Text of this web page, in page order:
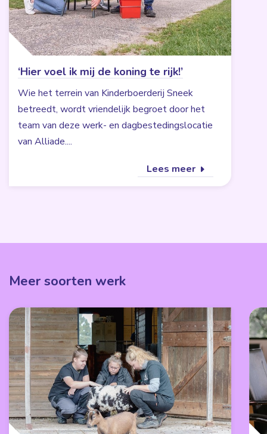
‘Hier voel ik mij de koning te rijk!’
Wie het terrein van Kinderboerderij Sneek
betreedt, wordt vriendelijk begroet door het
team van deze werk- en dagbestedingslocatie
van Alliade....
Lees meer
Meer soorten werk